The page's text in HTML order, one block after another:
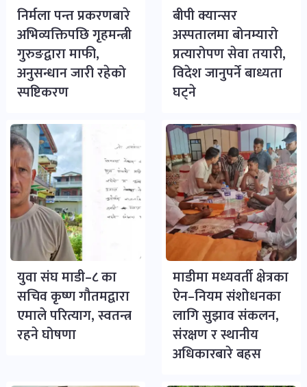
निर्मला पन्त प्रकरणबारे
अभिव्यक्तिपछि गृहमन्त्री
गुरुङद्वारा माफी,
अनुसन्धान जारी रहेको
स्पष्टिकरण
बीपी क्यान्सर
अस्पतालमा बोनम्यारो
प्रत्यारोपण सेवा तयारी,
विदेश जानुपर्ने बाध्यता
घट्ने
युवा संघ माडी–८ का
सचिव कृष्ण गौतमद्वारा
एमाले परित्याग, स्वतन्त्र
रहने घोषणा
माडीमा मध्यवर्ती क्षेत्रका
ऐन–नियम संशोधनका
लागि सुझाव संकलन,
संरक्षण र स्थानीय
अधिकारबारे बहस